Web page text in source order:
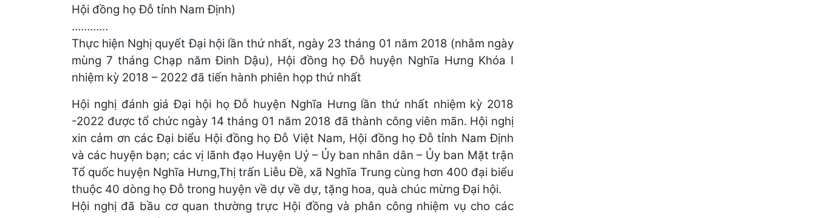
Hội đồng họ Đỗ tỉnh Nam Định)
…………
Thực hiện Nghị quyết Đại hội lần thứ nhất, ngày 23 tháng 01 năm 2018 (nhằm ngày
mùng 7 tháng Chạp năm Đinh Dậu), Hội đồng họ Đỗ huyện Nghĩa Hưng Khóa I
nhiệm kỳ 2018 – 2022 đã tiến hành phiên họp thứ nhất
Hội nghị đánh giá Đại hội họ Đỗ huyện Nghĩa Hưng lần thứ nhất nhiệm kỳ 2018
-2022 được tổ chức ngày 14 tháng 01 năm 2018 đã thành công viên mãn. Hội nghị
xin cảm ơn các Đại biểu Hội đồng họ Đỗ Việt Nam, Hội đồng họ Đỗ tỉnh Nam Định
và các huyện bạn; các vị lãnh đạo Huyện Uỷ – Ủy ban nhân dân – Ủy ban Mặt trận
Tổ quốc huyện Nghĩa Hưng,Thị trấn Liễu Đề, xã Nghĩa Trung cùng hơn 400 đại biểu
thuộc 40 dòng họ Đỗ trong huyện về dự về dự, tặng hoa, quà chúc mừng Đại hội.
Hội nghị đã bầu cơ quan thường trực Hội đồng và phân công nhiệm vụ cho các